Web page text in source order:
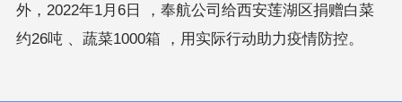
外，2022年1月6日 ，奉航公司给西安莲湖区捐赠白菜
约26吨 、蔬菜1000箱 ，用实际行动助力疫情防控。